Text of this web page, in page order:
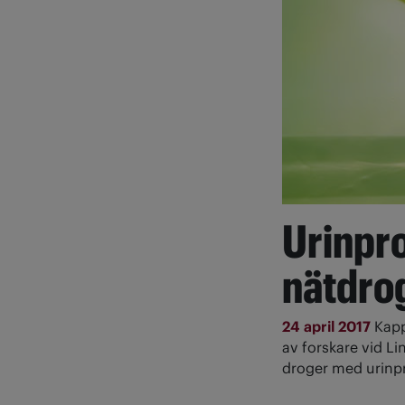
24 april 2017
av forskare vid
droger med